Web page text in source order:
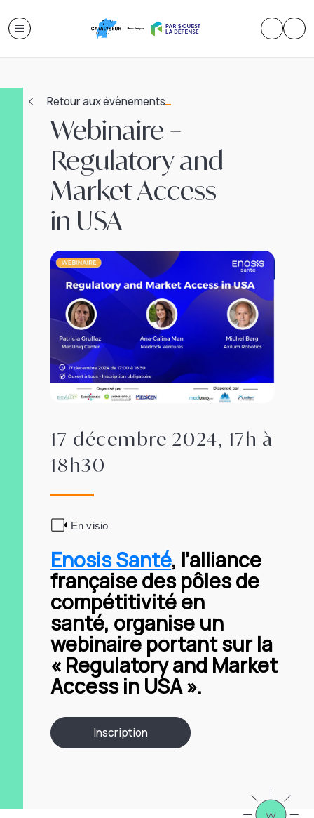
Retour aux évènements
Webinaire –
Regulatory and
Market Access
in USA
17 décembre 2024, 17h à
18h30
En visio
Enosis Santé, l’alliance
française des pôles de
compétitivité en
santé, organise un
webinaire portant sur la
« Regulatory and Market
Access in USA ».
Inscription